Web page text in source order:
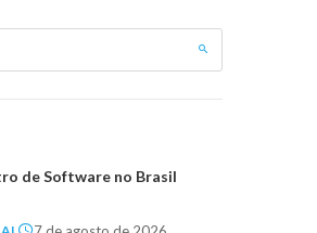
de Software no Brasil